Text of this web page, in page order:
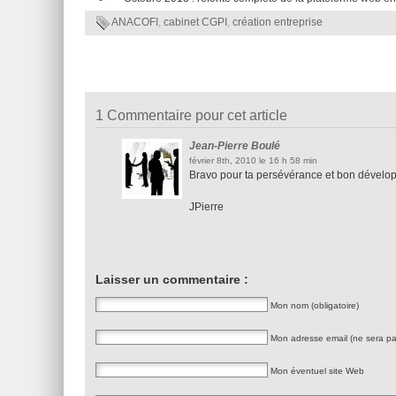
ANACOFI , cabinet CGPI , création entreprise
1 Commentaire pour cet article
Jean-Pierre Boulé
février 8th, 2010 le 16 h 58 min
Bravo pour ta persévérance et bon
JPierre
Laisser un commentaire :
Mon nom (obligatoire)
Mon adresse email (ne sera
Mon éventuel site Web